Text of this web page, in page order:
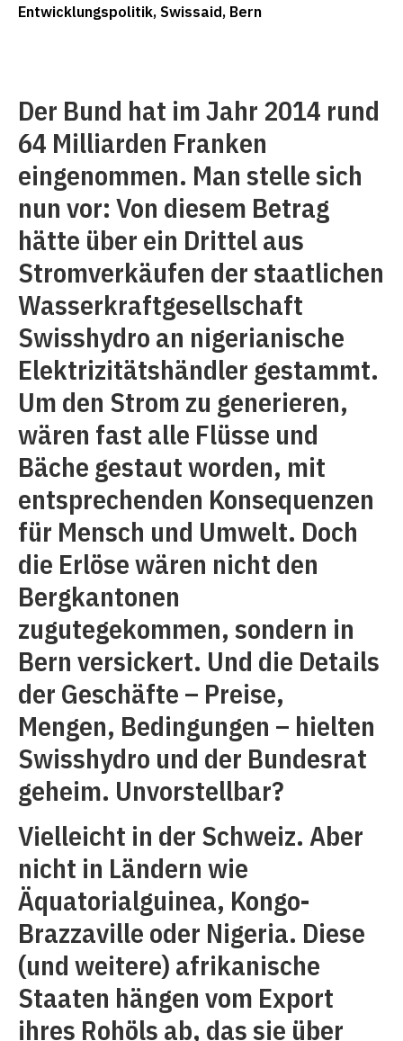
Entwicklungspolitik, Swissaid, Bern
Der Bund hat im Jahr 2014 rund
64 Milliarden Franken
eingenommen. Man stelle sich
nun vor: Von diesem Betrag
hätte über ein Drittel aus
Stromverkäufen der staatlichen
Wasserkraftgesellschaft
Swisshydro an nigerianische
Elektrizitätshändler gestammt.
Um den Strom zu generieren,
wären fast alle Flüsse und
Bäche gestaut worden, mit
entsprechenden Konsequenzen
für Mensch und Umwelt. Doch
die Erlöse wären nicht den
Bergkantonen
zugutegekommen, sondern in
Bern versickert. Und die Details
der Geschäfte – Preise,
Mengen, Bedingungen – hielten
Swisshydro und der Bundesrat
geheim. Unvorstellbar?
Vielleicht in der Schweiz. Aber
nicht in Ländern wie
Äquatorialguinea, Kongo-
Brazzaville oder Nigeria. Diese
(und weitere) afrikanische
Staaten hängen vom Export
ihres Rohöls ab, das sie über